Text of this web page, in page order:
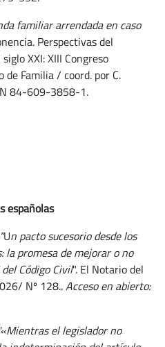
familiar arrendada en caso
Perspectivas del
XXI: XIII Congreso
Familia / coord. por C.
84-609-3858-1.
españolas
Un pacto sucesorio desde los
la promesa de mejorar o no
Código Civil". El Notario del
Nº 128..Acceso en abierto:
el legislador no